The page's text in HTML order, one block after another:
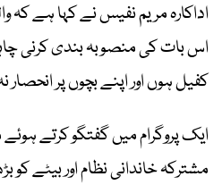
اداکارہ مریم نفیس نے کہا ہے کہ
اس بات کی منصوبہ بندی کرنی
کفیل ہوں اور اپنے بچوں پر انحصار
ایک پروگرام میں گفتگو کرتے
مشترکہ خاندانی نظام اور بیٹے